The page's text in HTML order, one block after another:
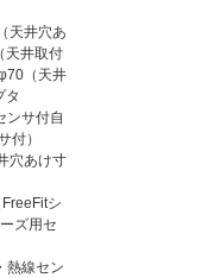
天井穴あ
井取付
（天井
タ
ンサ付自
付）
穴あけ寸
シ
ズ用セ
熱線セン